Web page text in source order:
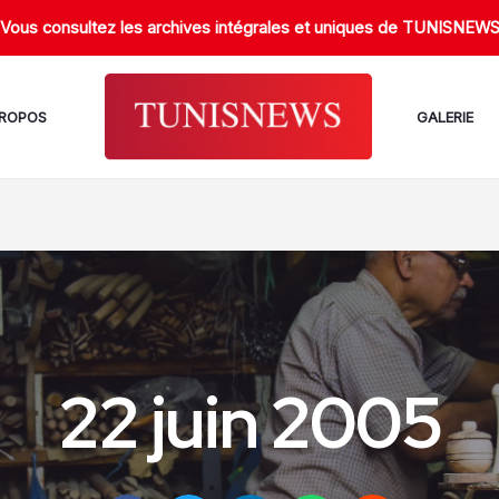
Vous consultez les archives intégrales et uniques de TUNISNEWS
GALERIE
22 juin 2005